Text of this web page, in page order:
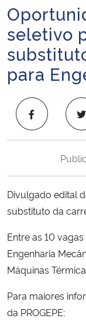
Ministério da
Ministério da
Ministério da Educação
Ministério da Cidadania
Ministério da Saúde
Ministério de Minas e
Ministério da Ciência,
Ministério do Turismo
Controladoria-Geral da
Início do
seletivo
para
Divulgado edital
substituto da
Entre as 10
Engenharia
Máquinas
Para maiores
da PROGEPE: